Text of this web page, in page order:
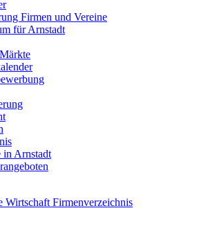
Firmen und Vereine
für Arnstadt
in Arnstadt
Wirtschaft Firmenverzeichnis